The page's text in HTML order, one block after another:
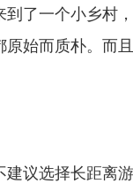
了一个小乡村
始而质朴。而
议选择长距离